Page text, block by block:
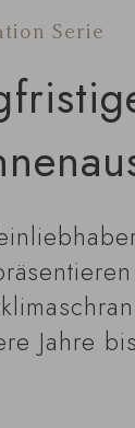
Serie
Jahre